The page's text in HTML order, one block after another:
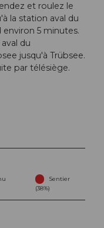
et roulez le
la station aval du
5 minutes.
du
jusqu'à Trübsee.
par télésiège.
Sentier
(38%)